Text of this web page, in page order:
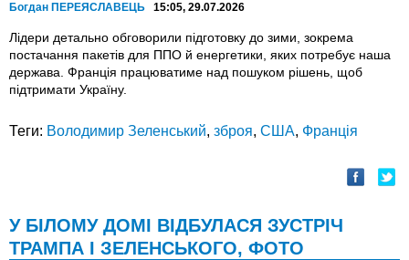
Богдан ПЕРЕЯСЛАВЕЦЬ 15:05, 29.07.2026
Лідери детально обговорили підготовку до зими, зокрема
постачання пакетів для ППО й енергетики, яких потребує наша
держава. Франція працюватиме над пошуком рішень, щоб
підтримати Україну.
Теги: Володимир Зеленський, зброя, США, Франція
У БІЛОМУ ДОМІ ВІДБУЛАСЯ ЗУСТРІЧ
ТРАМПА І ЗЕЛЕНСЬКОГО, ФОТО